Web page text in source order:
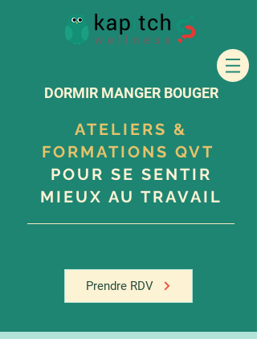
DORMIR MANGER BOUGER
ATELIERS &
FORMATIONS QVT
POUR SE SENTIR
MIEUX AU TRAVAIL
Prendre RDV